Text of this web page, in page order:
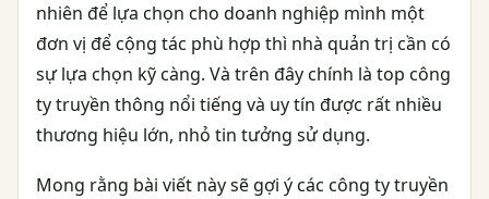
nhiên để lựa chọn cho doanh nghiệp mình một
đơn vị để cộng tác phù hợp thì nhà quản trị cần có
sự lựa chọn kỹ càng. Và trên đây chính là top công
ty truyền thông nổi tiếng và uy tín được rất nhiều
thương hiệu lớn, nhỏ tin tưởng sử dụng.
Mong rằng bài viết này sẽ gợi ý các công ty truyền